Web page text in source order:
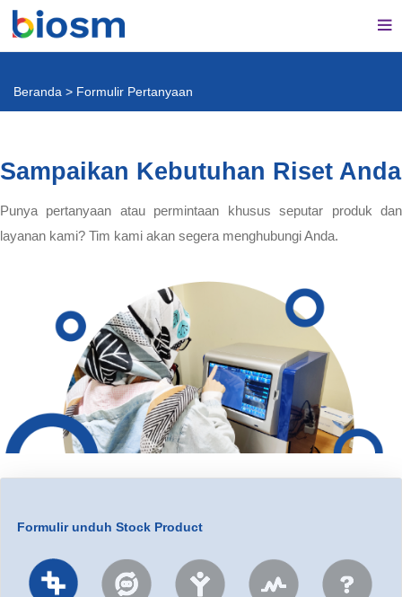
Beranda > Formulir Pertanyaan
Sampaikan Kebutuhan Riset Anda
Punya pertanyaan atau permintaan khusus seputar produk dan
layanan kami? Tim kami akan segera menghubungi Anda.
Formulir unduh Stock Product